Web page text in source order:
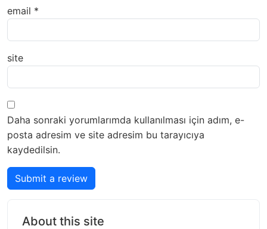
email *
site
Daha sonraki yorumlarımda kullanılması için adım, e-
posta adresim ve site adresim bu tarayıcıya
kaydedilsin.
Submit a review
About this site